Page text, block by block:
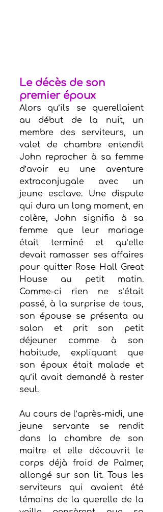
Le décès de son
premier époux
Alors qu’ils se querellaient
au début de la nuit, un
membre des serviteurs, un
valet de chambre entendit
John reprocher à sa femme
d’avoir eu une aventure
extraconjugale avec un
jeune esclave. Une dispute
qui dura un long moment, en
colère, John signifia à sa
femme que leur mariage
était terminé et qu’elle
devait ramasser ses affaires
pour quitter Rose Hall Great
House au petit matin.
Comme-ci rien ne s’était
passé, à la surprise de tous,
son épouse se présenta au
salon et prit son petit
déjeuner comme à son
habitude, expliquant que
son époux était malade et
qu’il avait demandé à rester
seul.
Au cours de l’après-midi, une
jeune servante se rendit
dans la chambre de son
maitre et elle découvrit le
corps déjà froid de Palmer,
allongé sur son lit. Tous les
serviteurs qui avaient été
témoins de la querelle de la